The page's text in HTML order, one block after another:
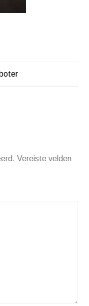
Vereiste velden